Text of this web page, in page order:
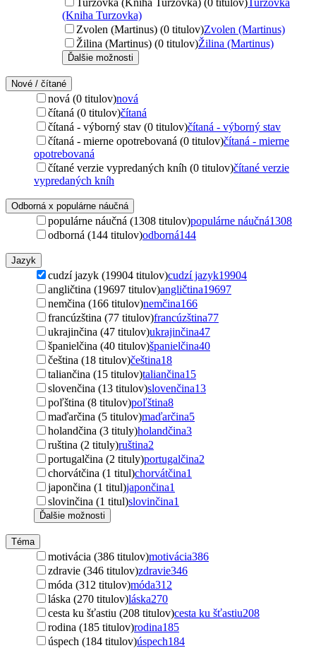
Turzovka (Kniha Turzovka) (0 titulov)Turzovka
(Kniha Turzovka)
Zvolen (Martinus) (0 titulov)Zvolen (Martinus)
Žilina (Martinus) (0 titulov)Žilina (Martinus)
Ďalšie možnosti
Nové / čítané
nová (0 titulov)nová
čítaná (0 titulov)čítaná
čítaná - výborný stav (0 titulov)čítaná - výborný stav
čítaná - mierne opotrebovaná (0 titulov)čítaná - mierne
opotrebovaná
čítané verzie vypredaných kníh (0 titulov)čítané verzie
vypredaných kníh
Odborná x populárne náučná
populárne náučná (1308 titulov)populárne náučná1308
odborná (144 titulov)odborná144
Jazyk
cudzí jazyk (19904 titulov)cudzí jazyk19904
angličtina (19697 titulov)angličtina19697
nemčina (166 titulov)nemčina166
francúzština (77 titulov)francúzština77
ukrajinčina (47 titulov)ukrajinčina47
španielčina (40 titulov)španielčina40
čeština (18 titulov)čeština18
taliančina (15 titulov)taliančina15
slovenčina (13 titulov)slovenčina13
poľština (8 titulov)poľština8
maďarčina (5 titulov)maďarčina5
holandčina (3 tituly)holandčina3
ruština (2 tituly)ruština2
portugalčina (2 tituly)portugalčina2
chorvátčina (1 titul)chorvátčina1
japončina (1 titul)japončina1
slovinčina (1 titul)slovinčina1
Ďalšie možnosti
Téma
motivácia (386 titulov)motivácia386
zdravie (346 titulov)zdravie346
móda (312 titulov)móda312
láska (270 titulov)láska270
cesta ku šťastiu (208 titulov)cesta ku šťastiu208
rodina (185 titulov)rodina185
úspech (184 titulov)úspech184